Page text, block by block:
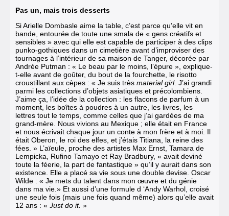
Pas un, mais trois desserts
Si Arielle Dombasle aime la table, c’est parce qu’elle vit en
bande, entourée de toute une smala de « gens créatifs et
sensibles » avec qui elle est capable de participer à des clips
punko-gothiques dans un cimetière avant d’improviser des
tournages à l’intérieur de sa maison de Tanger, décorée par
Andrée Putman : « Le beau par le moins, l’épure », explique-
t-elle avant de goû­ter, du bout de la fourchette, le risotto
croustillant aux cèpes : « Je suis très material girl. J’ai grandi
parmi les collec­tions d’objets asiatiques et précolom­biens.
J’aime ça, l’idée de la collection : les flacons de parfum à un
moment, les boîtes à poudres à un autre, les livres, les
lettres tout le temps, comme celles que j’ai gardées de ma
grand-mère. Nous vi­vions au Mexique ; elle était en France
et nous écrivait chaque jour un conte à mon frère et à moi. Il
était Oberon, le roi des elfes, et j’étais Titiana, la reine des
fées. » L’aïeule, proche des artistes Max Ernst, Tamara de
Lempicka, Rufino Tamayo et Ray Bradbury, « avait deviné
toute la féerie, la part de fantastique » qu’il y aurait dans son
existence. Elle a placé sa vie sous une double devise. Oscar
Wilde : « Je mets du talent dans mon œuvre et du génie
dans ma vie.» Et aussi d’une for­mule d ‘Andy Warhol, croisé
une seule fois (mais une fois quand même) alors qu’elle avait
12 ans : « Just do it. »